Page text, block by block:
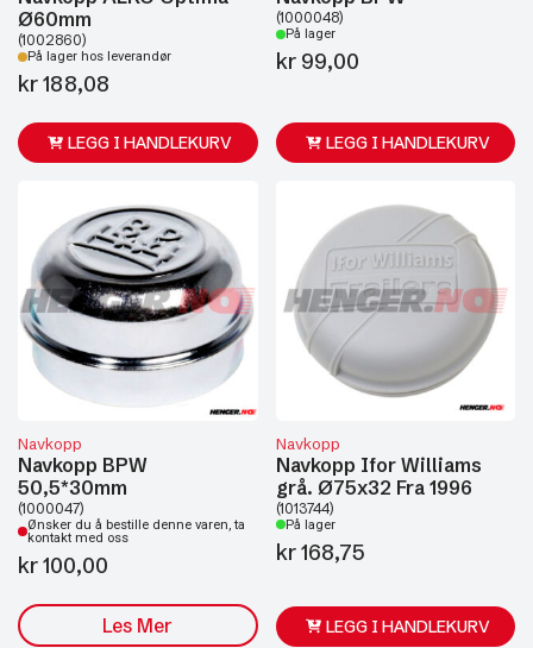
Ø60mm
(1002860)
På lager hos leverandør
kr188,08
LEGG I HANDLEKURV
(1000048)
På lager
kr99,00
LEGG I HANDLEKURV
Navkopp
Navkopp BPW
50,5*30mm
(1000047)
Ønsker du å bestille denne varen, ta
kontakt med oss
kr100,00
Les Mer
Navkopp
Navkopp Ifor Williams
grå. Ø75x32 Fra 1996
(1013744)
På lager
kr168,75
LEGG I HANDLEKURV